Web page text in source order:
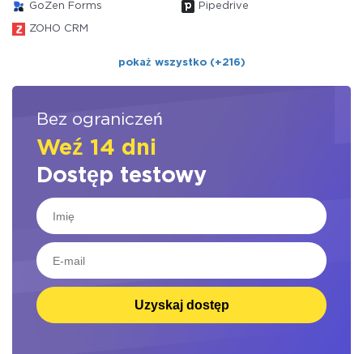
GoZen Forms Pipedrive
ZOHO CRM
pokaż wszystko (+216)
Bez ograniczeń
Weź 14 dni
Dostęp testowy
Uzyskaj dostęp